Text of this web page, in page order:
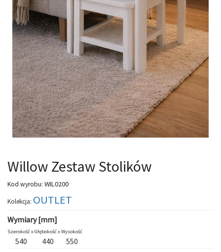
Willow Zestaw Stolików
Kod wyrobu: WIL0200
Kolekcja: OUTLET
Wymiary [mm]
Szerokość xGłębokość xWysokość
540 440
550